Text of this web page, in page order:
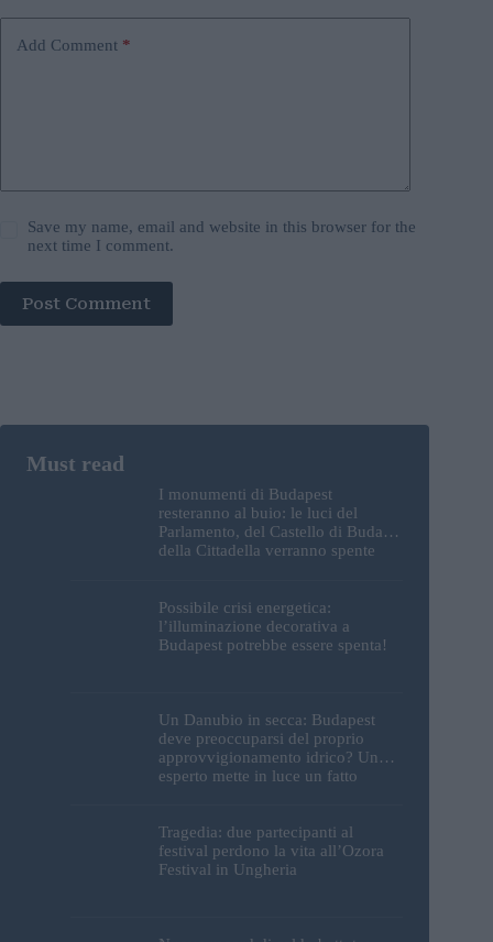
Add Comment *
Save my name, email and website in this browser for the
next time I comment.
Post Comment
I monumenti di Budapest
resteranno al buio: le luci del
Parlamento, del Castello di Buda e
della Cittadella verranno spente
Possibile crisi energetica:
l’illuminazione decorativa a
Budapest potrebbe essere spenta!
Un Danubio in secca: Budapest
deve preoccuparsi del proprio
approvvigionamento idrico? Un
esperto mette in luce un fatto
Tragedia: due partecipanti al
festival perdono la vita all’Ozora
Festival in Ungheria